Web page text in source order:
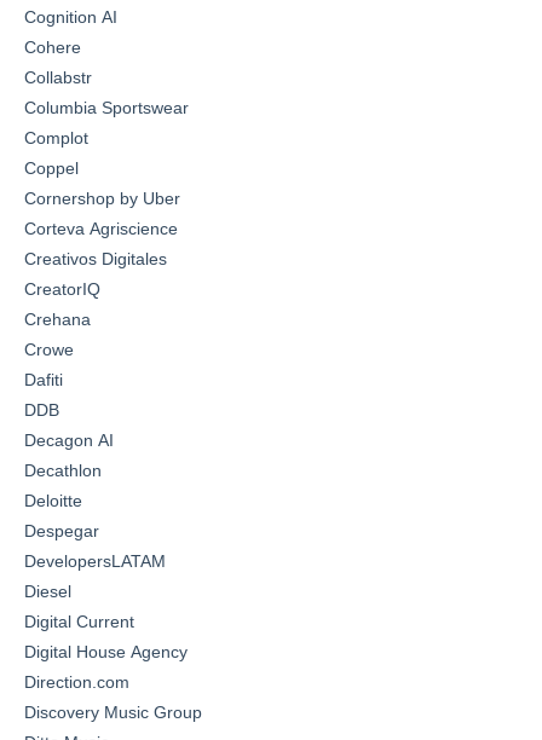
Cognition AI
Cohere
Collabstr
Columbia Sportswear
Complot
Coppel
Cornershop by Uber
Corteva Agriscience
Creativos Digitales
CreatorIQ
Crehana
Crowe
Dafiti
DDB
Decagon AI
Decathlon
Deloitte
Despegar
DevelopersLATAM
Diesel
Digital Current
Digital House Agency
Direction.com
Discovery Music Group